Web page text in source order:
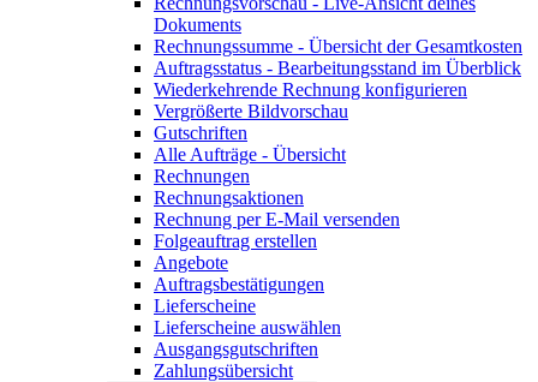
Dokuments
Rechnungssumme - Übersicht der Gesamtkosten
Auftragsstatus - Bearbeitungsstand im Überblick
Wiederkehrende Rechnung konfigurieren
Vergrößerte Bildvorschau
Gutschriften
Alle Aufträge - Übersicht
Rechnungen
Rechnungsaktionen
Rechnung per E-Mail versenden
Folgeauftrag erstellen
Angebote
Auftragsbestätigungen
Lieferscheine
Lieferscheine auswählen
Ausgangsgutschriften
Zahlungsübersicht